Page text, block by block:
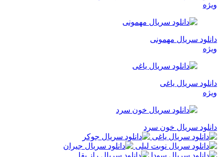
ویژه
دانلود سریال مهمونی
ویژه
دانلود سریال یاغی
ویژه
دانلود سریال خون سرد